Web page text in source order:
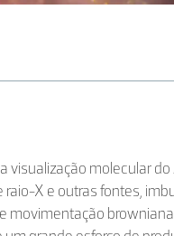
visualização molecular do
X e outras fontes,
movimentação